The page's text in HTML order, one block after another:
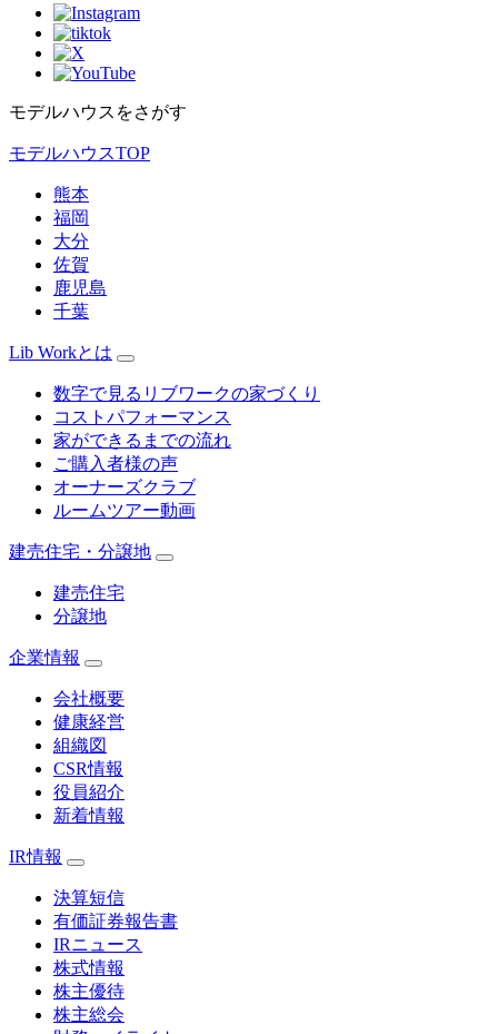
モデルハウスをさがす
モデルハウスTOP
熊本
福岡
大分
佐賀
鹿児島
千葉
Lib Workとは
数字で見るリブワークの家づくり
コストパフォーマンス
家ができるまでの流れ
ご購入者様の声
オーナーズクラブ
ルームツアー動画
建売住宅・分譲地
建売住宅
分譲地
企業情報
会社概要
健康経営
組織図
CSR情報
役員紹介
新着情報
IR情報
決算短信
有価証券報告書
IRニュース
株式情報
株主優待
株主総会